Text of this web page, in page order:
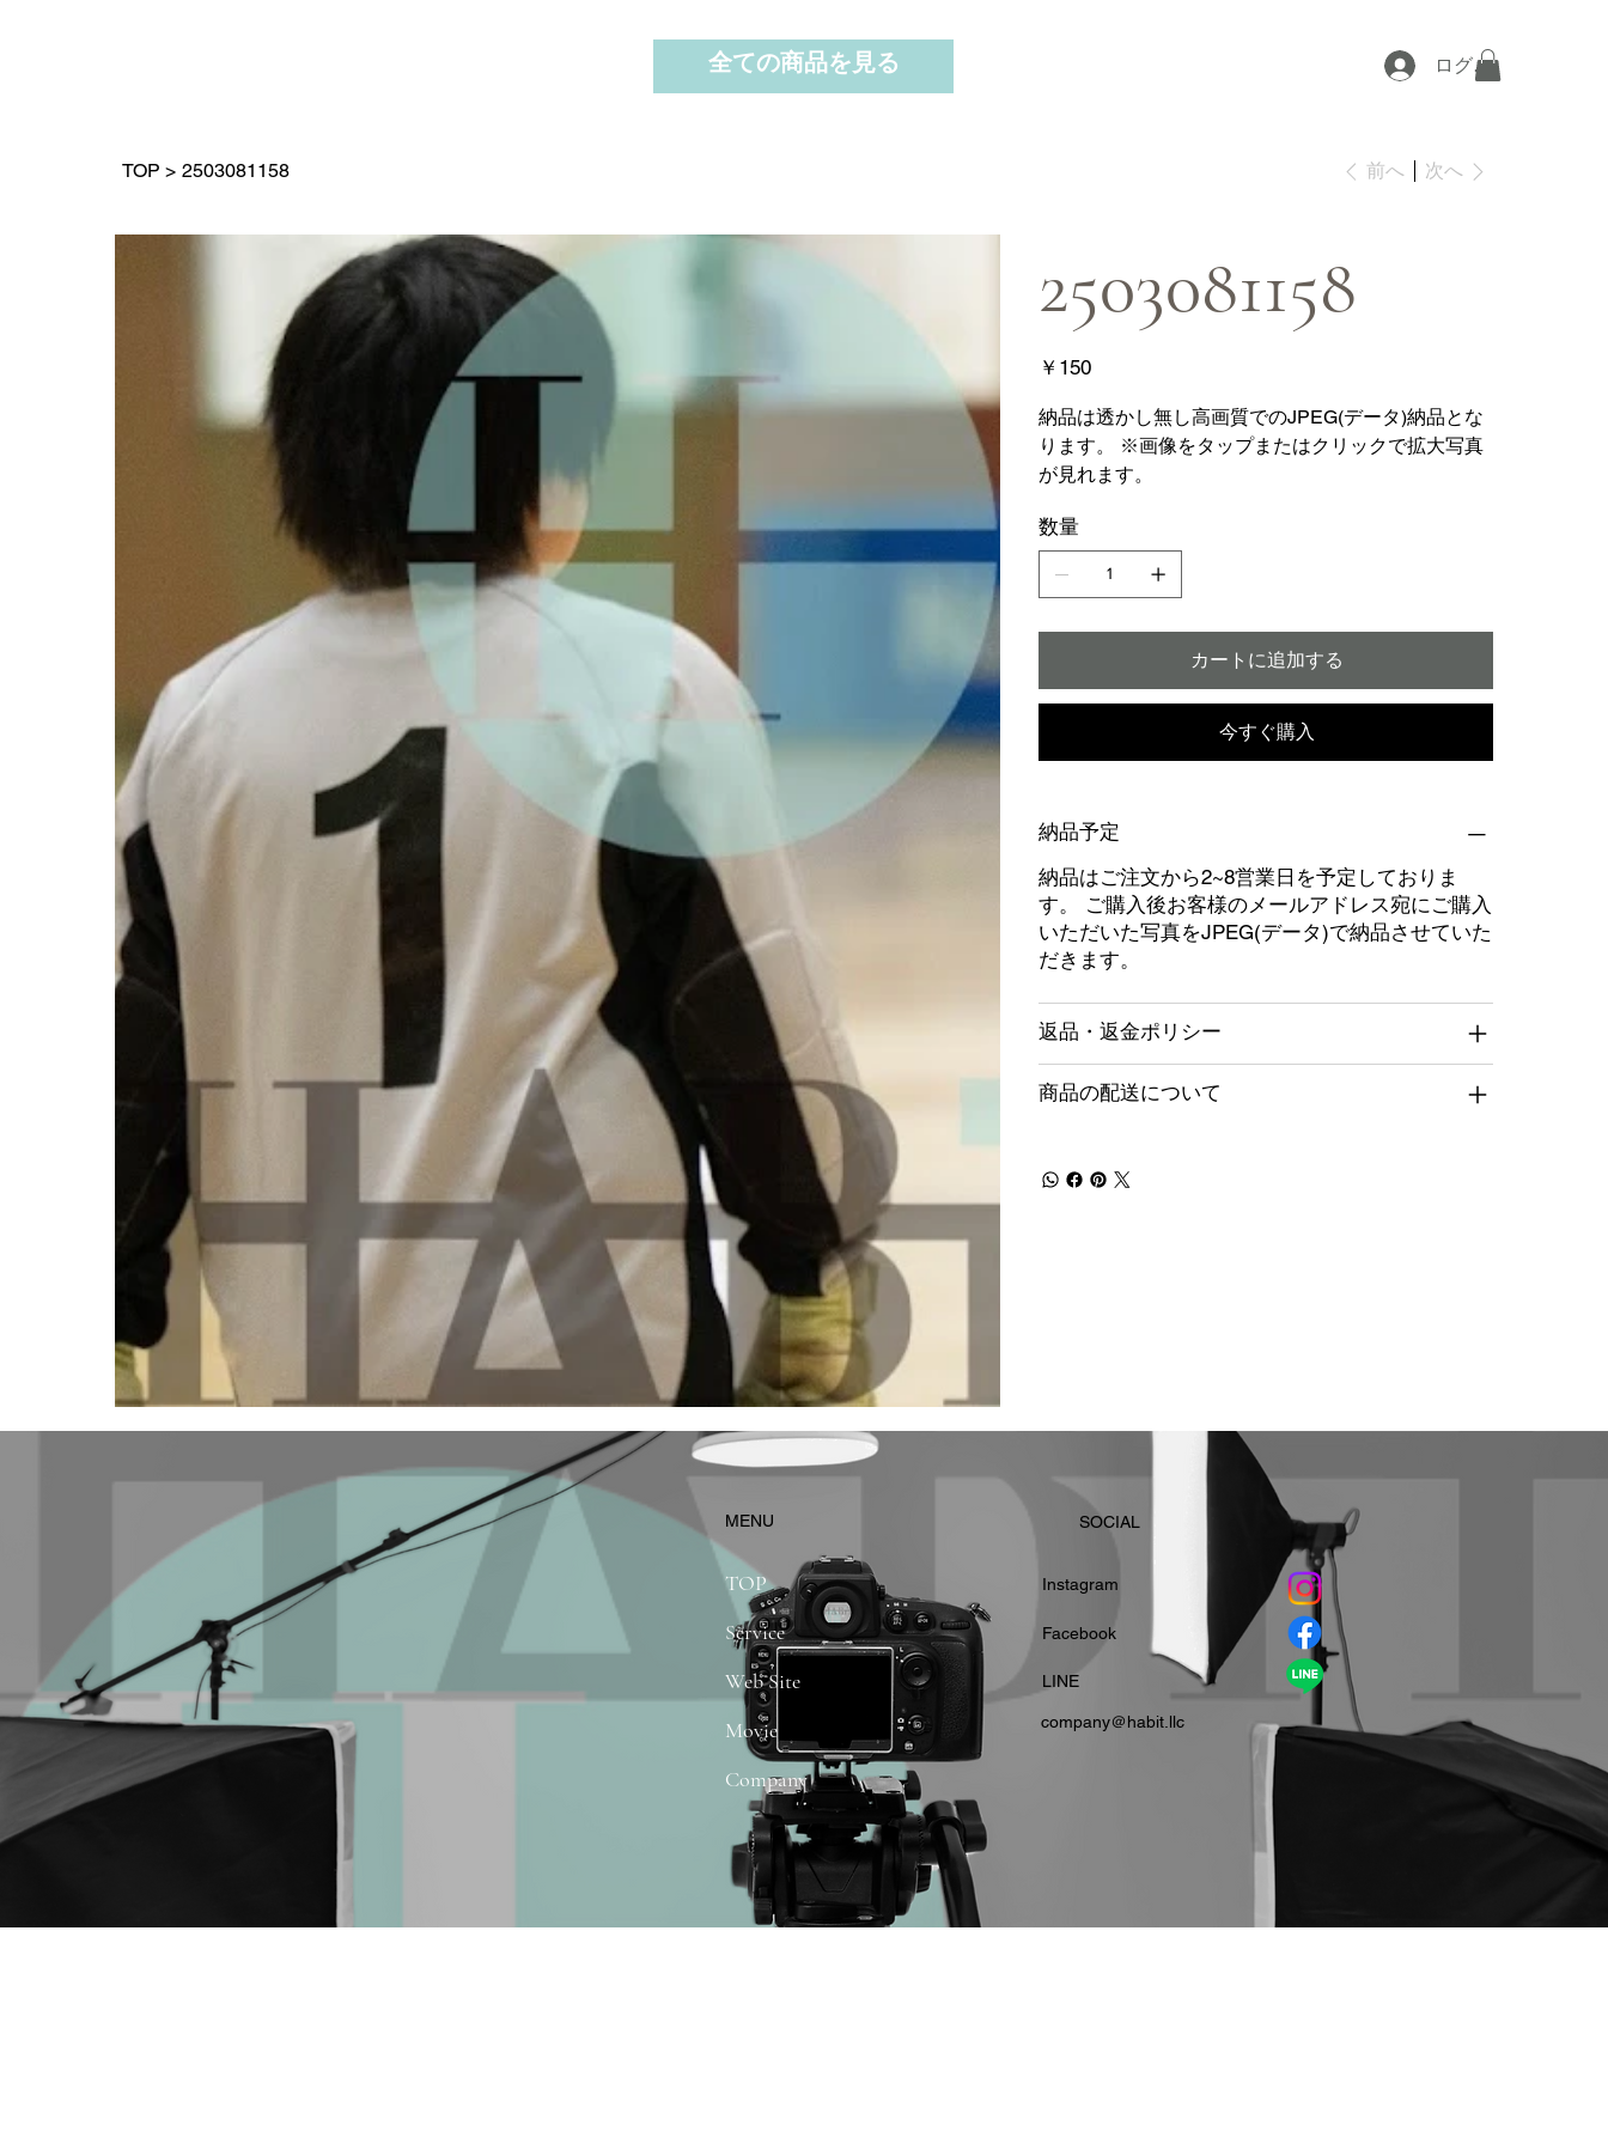
ログイン
全ての商品を見る
TOP > 2503081158 前へ 次へ
2503081158
価
格
￥150
納品は透かし無し高画質でのJPEG(データ)納品とな
ります。 ※画像をタップまたはクリックで拡大写真
が見れます。
数量
カートに追加する
今すぐ購入
納品予定
納品はご注文から2~8営業日を予定しておりま
す。 ご購入後お客様のメールアドレス宛にご購入
いただいた写真をJPEG(データ)で納品させていた
だきます。
返品・返金ポリシー
商品の配送について
​MENU
TOP
Service
Web Site
Movie
Company
​SOCIAL
Instagram
​Facebook
​LINE
company＠habit.llc